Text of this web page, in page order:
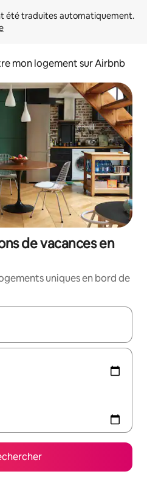
mon logement sur Airbnb
de vacances en
uniques en bord de
utilisez les flèches vers le